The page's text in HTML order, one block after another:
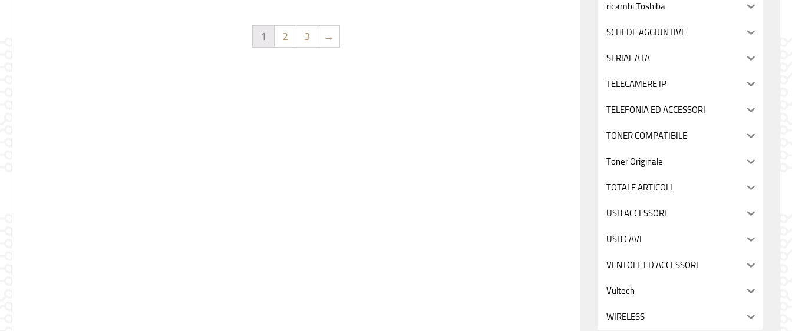
1 2 3 →
ricambi Toshiba
SCHEDE AGGIUNTIVE
SERIAL ATA
TELECAMERE IP
TELEFONIA ED ACCESSORI
TONER COMPATIBILE
Toner Originale
TOTALE ARTICOLI
USB ACCESSORI
USB CAVI
VENTOLE ED ACCESSORI
Vultech
WIRELESS